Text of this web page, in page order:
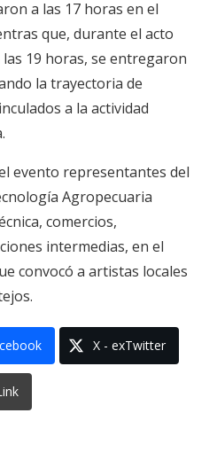
a las 17 horas en el
que, durante el acto
19 horas, se entregaron
la trayectoria de
a la actividad
evento representantes del
Agropecuaria
comercios,
intermedias, en el
convocó a artistas locales
X - exTwitter